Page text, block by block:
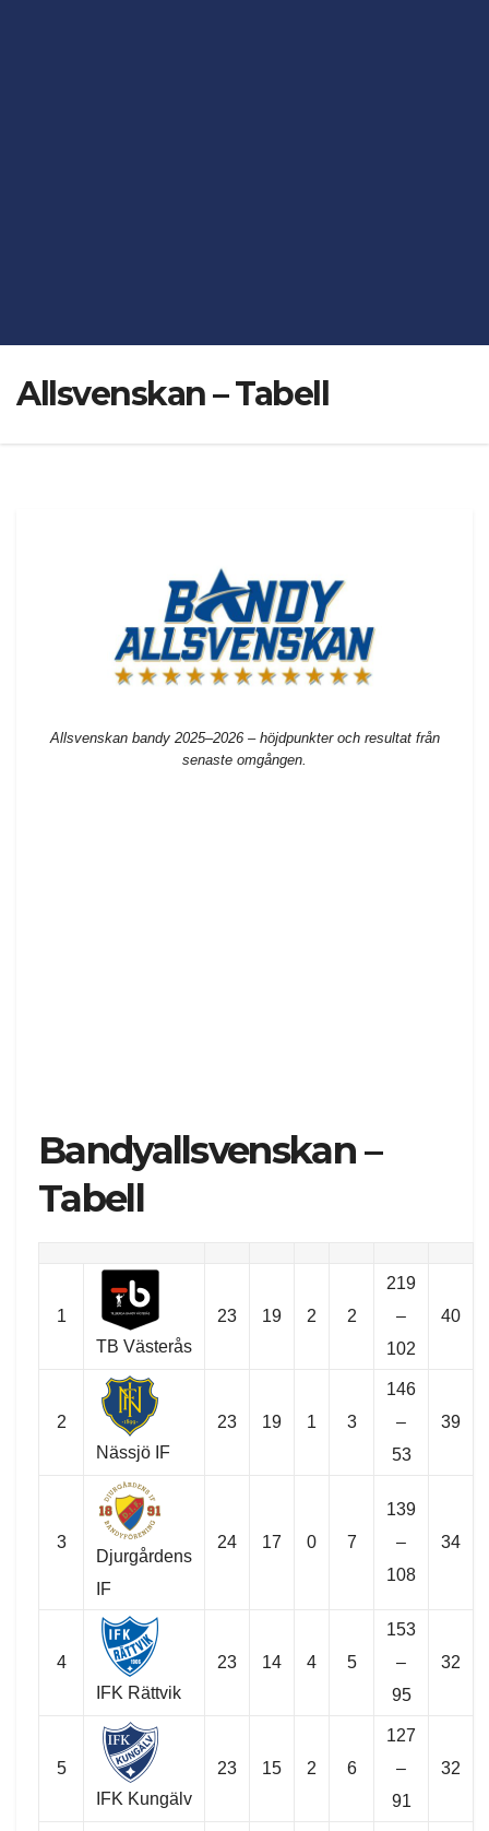
Allsvenskan – Tabell
Allsvenskan bandy 2025–2026 – höjdpunkter och resultat från
senaste omgången.
Bandyallsvenskan –
Tabell
1
TB Västerås
23 19 2 2
219
–
102
40
2
Nässjö IF
23 19 1 3
146
–
53
39
3
Djurgårdens
IF
24 17 0 7
139
–
108
34
4
IFK Rättvik
23 14 4 5
153
–
95
32
5
IFK Kungälv
23 15 2 6
127
–
91
32